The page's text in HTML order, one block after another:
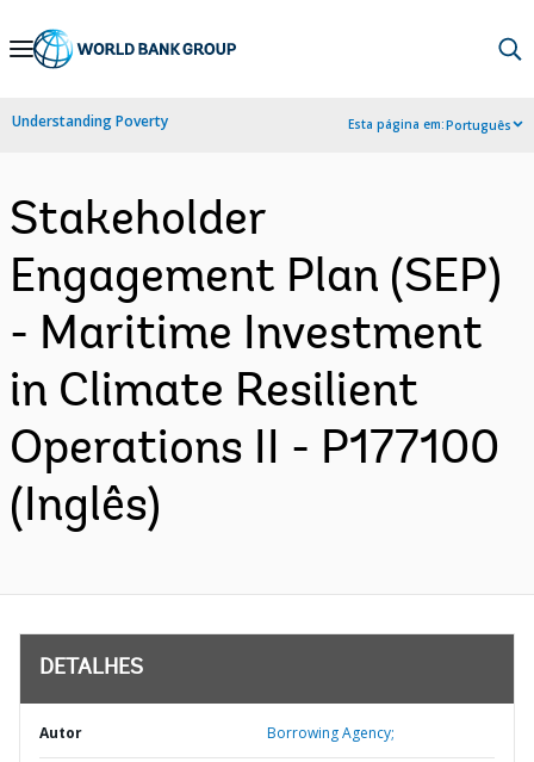
Skip
Navigation
Understanding Poverty Esta página em:Português
Stakeholder
Engagement Plan (SEP)
- Maritime Investment
in Climate Resilient
Operations II - P177100
(Inglês)
DETALHES
Autor Borrowing Agency;